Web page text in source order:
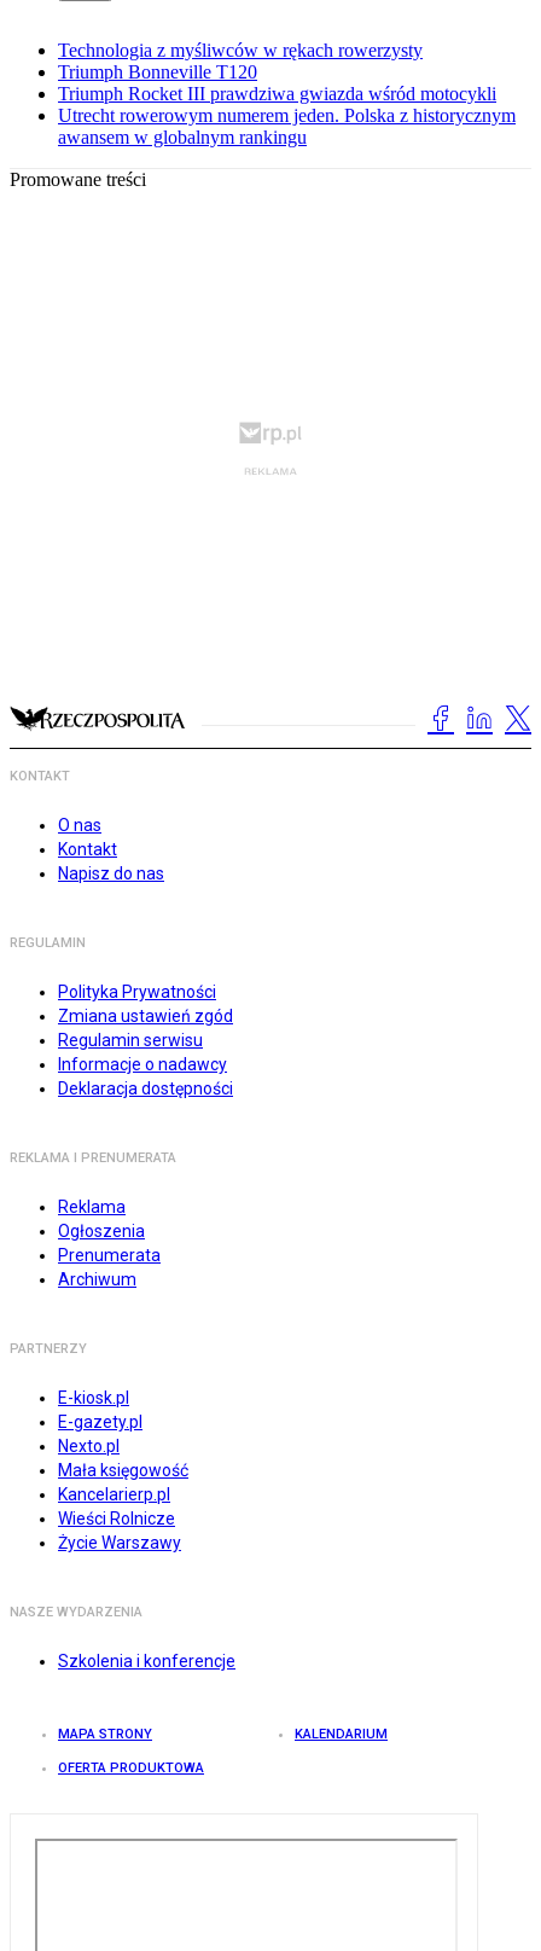
Technologia z myśliwców w rękach rowerzysty
Triumph Bonneville T120
Triumph Rocket III prawdziwa gwiazda wśród motocykli
Utrecht rowerowym numerem jeden. Polska z historycznym
awansem w globalnym rankingu
Promowane treści
KONTAKT
O nas
Kontakt
Napisz do nas
REGULAMIN
Polityka Prywatności
Zmiana ustawień zgód
Regulamin serwisu
Informacje o nadawcy
Deklaracja dostępności
REKLAMA I PRENUMERATA
Reklama
Ogłoszenia
Prenumerata
Archiwum
PARTNERZY
E-kiosk.pl
E-gazety.pl
Nexto.pl
Mała księgowość
Kancelarierp.pl
Wieści Rolnicze
Życie Warszawy
NASZE WYDARZENIA
Szkolenia i konferencje
MAPA STRONY KALENDARIUM
OFERTA PRODUKTOWA